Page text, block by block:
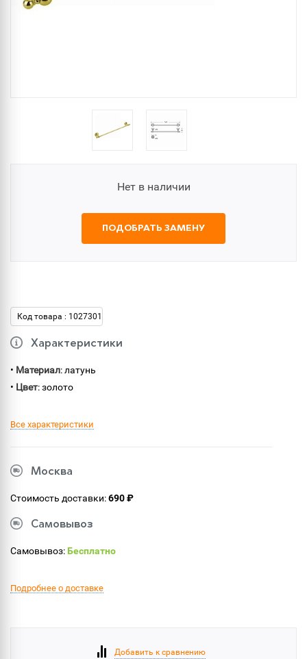
Нет в наличии
ПОДОБРАТЬ ЗАМЕНУ
Код товара : 1027301
Характеристики
• Материал: латунь
• Цвет: золото
Все характеристики
Москва
Стоимость доставки:690 ₽
Самовывоз
Самовывоз:Бесплатно
Подробнее о доставке
Добавить к сравнению